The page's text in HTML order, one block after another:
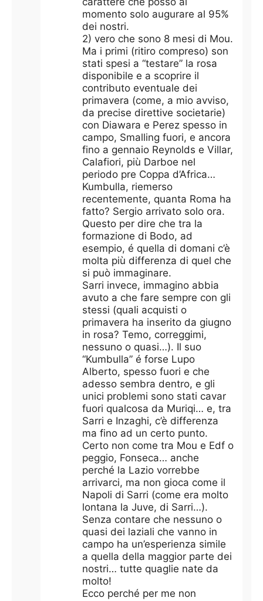
momento solo augurare al 95%
dei nostri.
2) vero che sono 8 mesi di Mou.
Ma i primi (ritiro compreso) son
stati spesi a “testare” la rosa
disponibile e a scoprire il
contributo eventuale dei
primavera (come, a mio avviso,
da precise direttive societarie)
con Diawara e Perez spesso in
campo, Smalling fuori, e ancora
fino a gennaio Reynolds e Villar,
Calafiori, più Darboe nel
periodo pre Coppa d’Africa…
Kumbulla, riemerso
recentemente, quanta Roma ha
fatto? Sergio arrivato solo ora.
Questo per dire che tra la
formazione di Bodo, ad
esempio, é quella di domani c’è
molta più differenza di quel che
si può immaginare.
Sarri invece, immagino abbia
avuto a che fare sempre con gli
stessi (quali acquisti o
primavera ha inserito da giugno
in rosa? Temo, correggimi,
nessuno o quasi…). Il suo
“Kumbulla” é forse Lupo
Alberto, spesso fuori e che
adesso sembra dentro, e gli
unici problemi sono stati cavar
fuori qualcosa da Muriqi… e, tra
Sarri e Inzaghi, c’è differenza
ma fino ad un certo punto.
Certo non come tra Mou e Edf o
peggio, Fonseca… anche
perché la Lazio vorrebbe
arrivarci, ma non gioca come il
Napoli di Sarri (come era molto
lontana la Juve, di Sarri…).
Senza contare che nessuno o
quasi dei laziali che vanno in
campo ha un’esperienza simile
a quella della maggior parte dei
nostri… tutte quaglie nate da
molto!
Ecco perché per me non